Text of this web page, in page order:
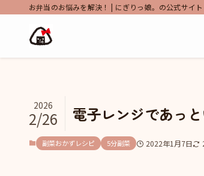
お弁当のお悩みを解決！ | にぎりっ娘。の公式サイト
電子レンジであっ
2026
2/26
副菜おかずレシピ 5分副菜 2022年1月7日